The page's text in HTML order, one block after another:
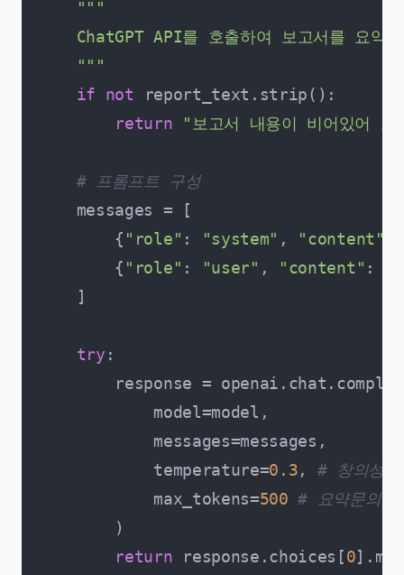
"""
ChatGPT API를 호출하여 보고서를 요약
    """
if
not report_text.strip():
return
"보고서 내용이 비어있어
# 프롬프트 구성
    messages = [
        {
"role" : "system" , "content"
        {
"role" : "user" , "content" :
    ]
try :
response =
            model=model,
            messages=messages,
            temperature=
0.3, # 창의성
            max_tokens=
500 # 요약문의
        )
return response.choices[0